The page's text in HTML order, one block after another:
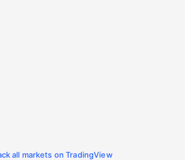
all markets on TradingView